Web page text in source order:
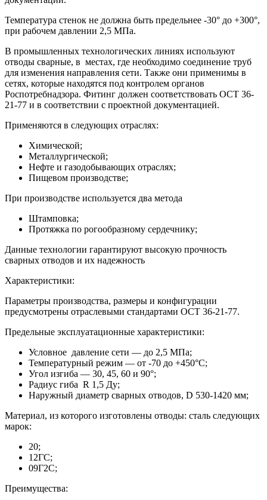
Температура стенок не должна быть предельнее -30° до +300°,
при рабочем давлении 2,5 МПа.
В промышленных технологических линиях используют
отводы сварные, в местах, где необходимо соединение труб
для изменения направления сети. Также они применимы в
сетях, которые находятся под контролем органов
Роспотребнадзора. Фитинг должен соответствовать ОСТ 36-
21-77 и в соответствии с проектной документацией.
Применяются в следующих отраслях:
Химической;
Металлургической;
Нефте и газодобывающих отраслях;
Пищевом производстве;
При производстве используется два метода
Штамповка;
Протяжка по рогообразному сердечнику;
Данные технологии гарантируют высокую прочность
сварных отводов и их надежность
Характеристики:
Параметры производства, размеры и конфигурации
предусмотрены отраслевыми стандартами ОСТ 36-21-77.
Предельные эксплуатационные характеристики:
Условное давление сети — до 2,5 МПа;
Температурный режим — от -70 до +450°C;
Угол изгиба — 30, 45, 60 и 90°;
Радиус гиба R 1,5 Ду;
Наружный диаметр сварных отводов, D 530-1420 мм;
Материал, из которого изготовлены отводы: сталь следующих
марок:
20;
12ГС;
09Г2С;
Преимущества: